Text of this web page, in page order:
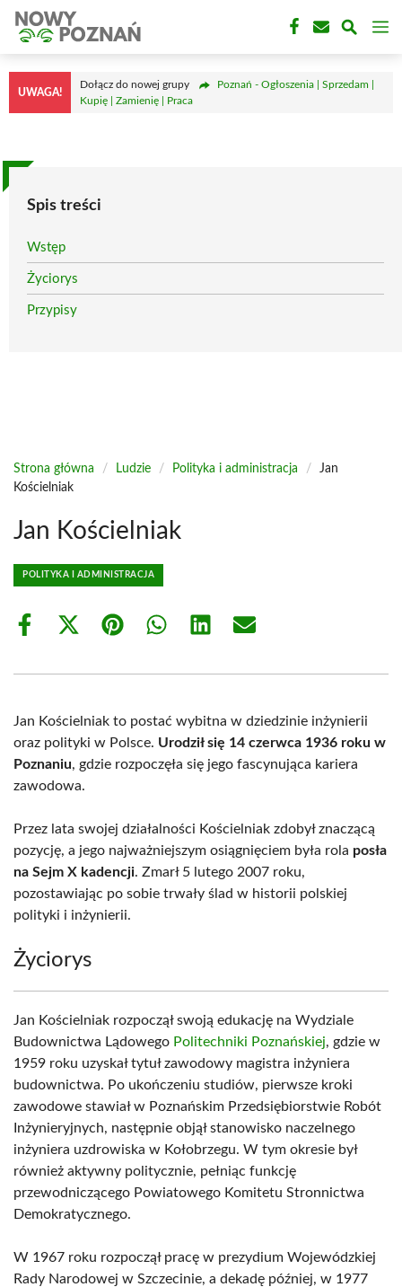
Przejdź
treści
UWAGA!
Dołącz do nowej grupy
Poznań - Ogłoszenia | Sprzedam |
Kupię | Zamienię | Praca
Spis treści
Wstęp
Życiorys
Przypisy
Strona główna / Ludzie / Polityka i administracja /
Jan
Kościelniak
Jan Kościelniak
POLITYKA I ADMINISTRACJA
Share
Share
(Twitter)
Share Share Share Share
Jan Kościelniak to postać wybitna w dziedzinie inżynierii
oraz polityki w Polsce. Urodził się 14 czerwca 1936 roku w
Poznaniu, gdzie rozpoczęła się jego fascynująca kariera
zawodowa.
Przez lata swojej działalności Kościelniak zdobył znaczącą
pozycję, a jego najważniejszym osiągnięciem była rola posła
na Sejm X kadencji. Zmarł 5 lutego 2007 roku,
pozostawiając po sobie trwały ślad w historii polskiej
polityki i inżynierii.
Życiorys
Jan Kościelniak rozpoczął swoją edukację na Wydziale
Budownictwa Lądowego Politechniki Poznańskiej, gdzie w
1959 roku uzyskał tytuł zawodowy magistra inżyniera
budownictwa. Po ukończeniu studiów, pierwsze kroki
zawodowe stawiał w Poznańskim Przedsiębiorstwie Robót
Inżynieryjnych, następnie objął stanowisko naczelnego
inżyniera uzdrowiska w Kołobrzegu. W tym okresie był
również aktywny politycznie, pełniąc funkcję
przewodniczącego Powiatowego Komitetu Stronnictwa
Demokratycznego.
W 1967 roku rozpoczął pracę w prezydium Wojewódzkiej
Rady Narodowej w Szczecinie, a dekadę później, w 1977